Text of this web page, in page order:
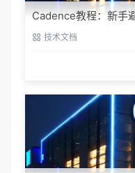
Cadence教程：新手
技术文档